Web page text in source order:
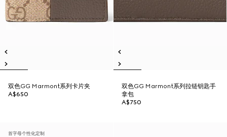
双色GG Marmont系列卡片夹
A$650
双色GG Marmont系列拉链钥匙手
拿包
A$750
首字母个性化定制